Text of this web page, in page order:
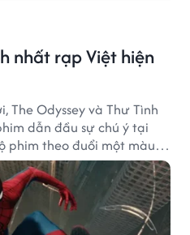
nhất rạp Việt hiện
The Odyssey và Thư Tình
dẫn đầu sự chú ý tại
phim theo đuổi một màu
nhận những thành tích